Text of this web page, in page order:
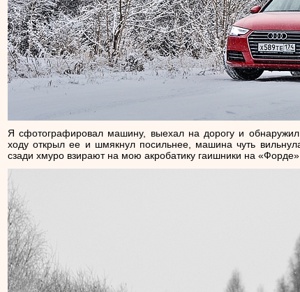
Я сфотографировал машину, выехал на дорогу и
ходу открыл ее и шмякнул посильнее, машина чуть
сзади хмуро взирают на мою акробатику гаишники на